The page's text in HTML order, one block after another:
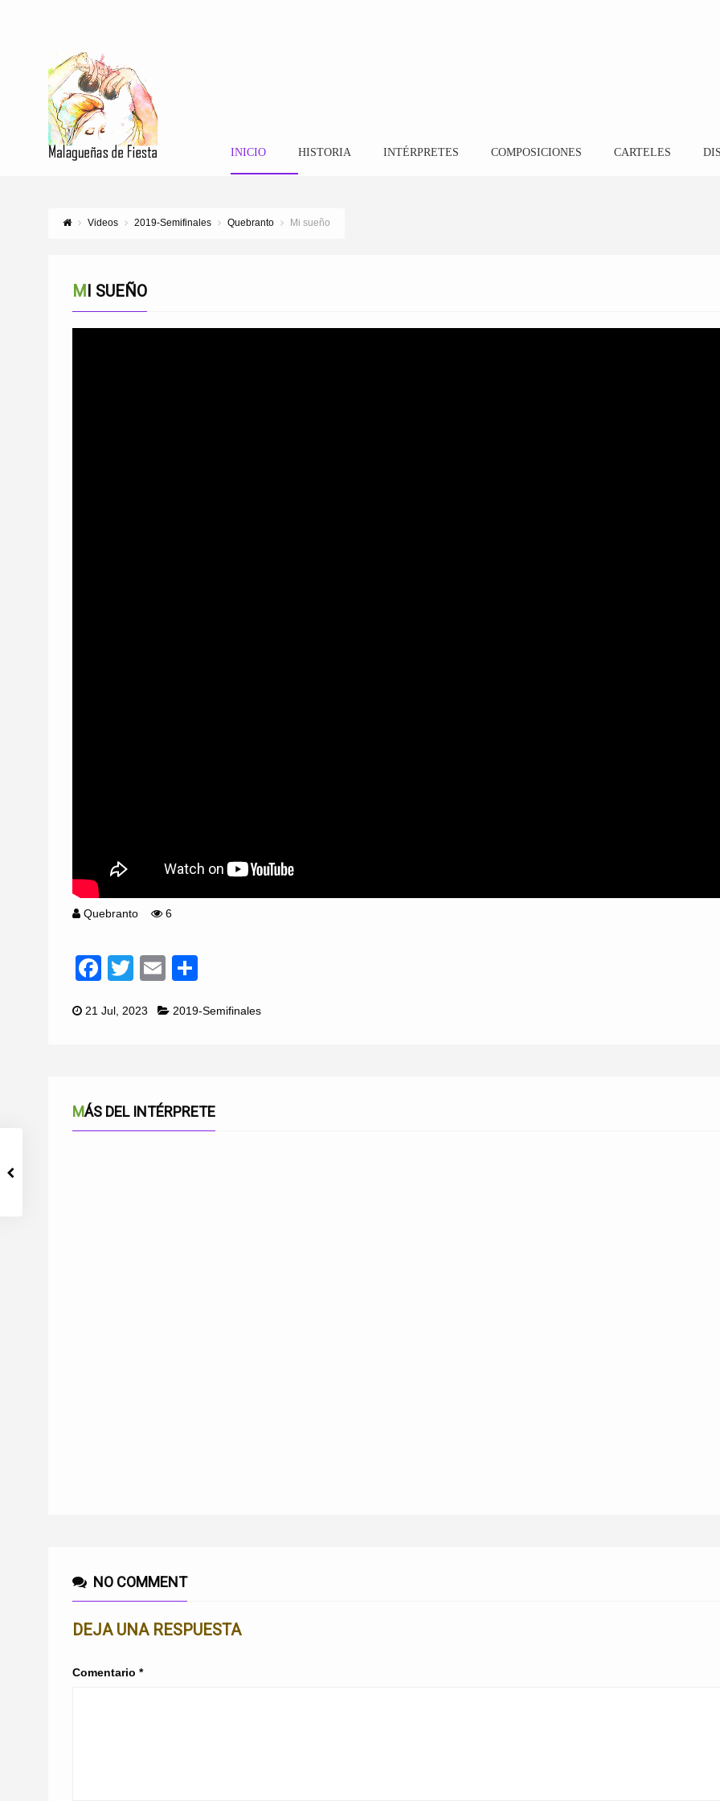
INICIO HISTORIA INTÉRPRETES COMPOSICIONES CARTELES
Videos 2019-Semifinales Quebranto Mi sueño
MI SUEÑO
Quebranto 6
Facebook
TwitterEmail
21 Jul, 2023 2019-Semifinales
MÁS DEL INTÉRPRETE
MI JACA MALAGUEÑA-FINAL
NO COMMENT
DEJA UNA RESPUESTA
Comentario *